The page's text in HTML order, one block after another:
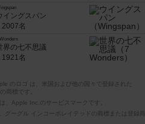
イングスパン
2007名
界の七不思議
1921名
のロゴ は、米国および他の国々で登録された
商標です。
、Apple Inc.のサービスマークです。
グーグル インコーポレイテッドの商標または登録商